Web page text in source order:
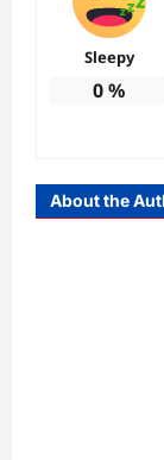
Sleepy
0%
About the